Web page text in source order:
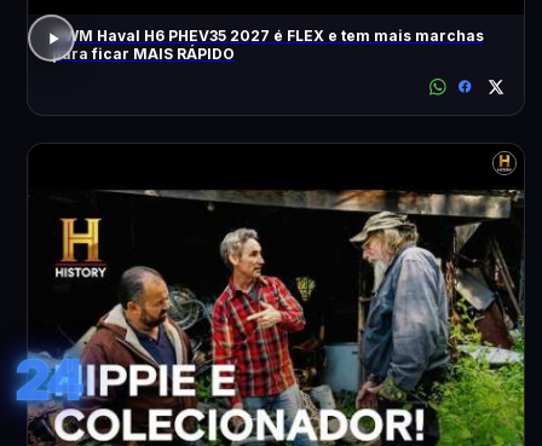
GWM Haval H6 PHEV35 2027 é FLEX e tem mais marchas
para ficar MAIS RÁPIDO
24